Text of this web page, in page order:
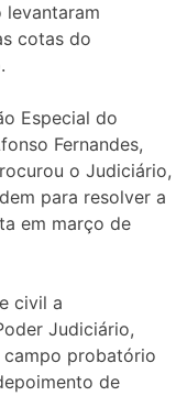
levantaram
cotas do
Especial do
Fernandes,
o Judiciário,
para resolver a
em março de
civil a
Judiciário,
probatório
de